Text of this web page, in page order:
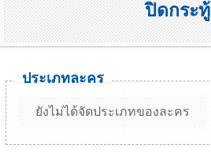
ปิดกระทู้
ประเภทละคร
ยังไม่ได้จัดประเภทของละคร